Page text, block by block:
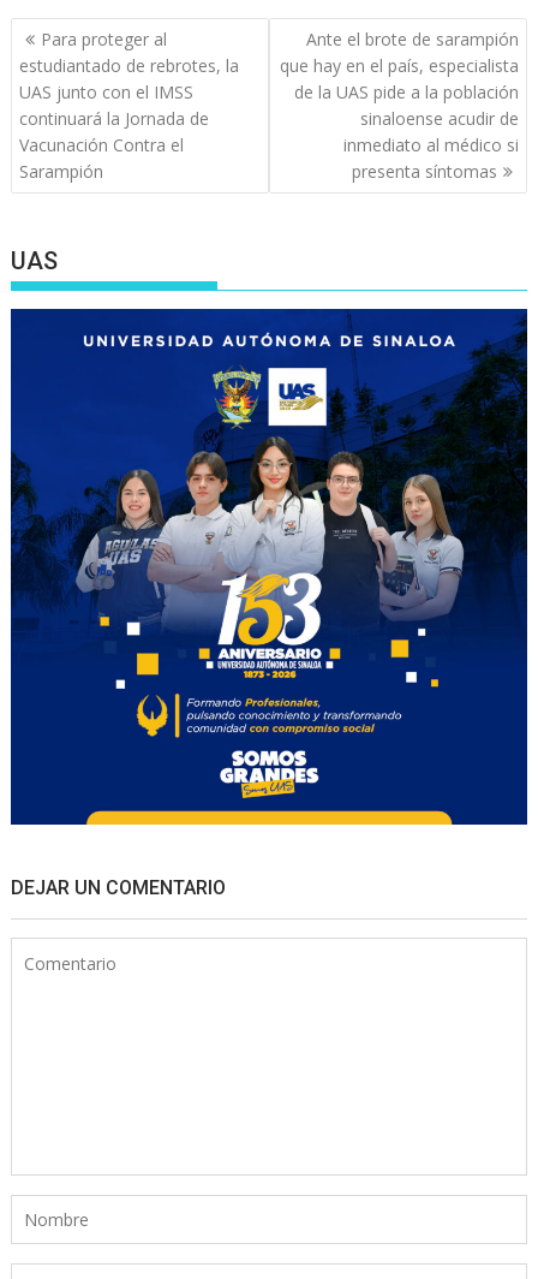
Navegación
de
entradas
Para proteger al
estudiantado de rebrotes, la
UAS junto con el IMSS
continuará la Jornada de
Vacunación Contra el
Sarampión
Ante el brote de sarampión
que hay en el país, especialista
de la UAS pide a la población
sinaloense acudir de
inmediato al médico si
presenta síntomas
UAS
DEJAR UN COMENTARIO